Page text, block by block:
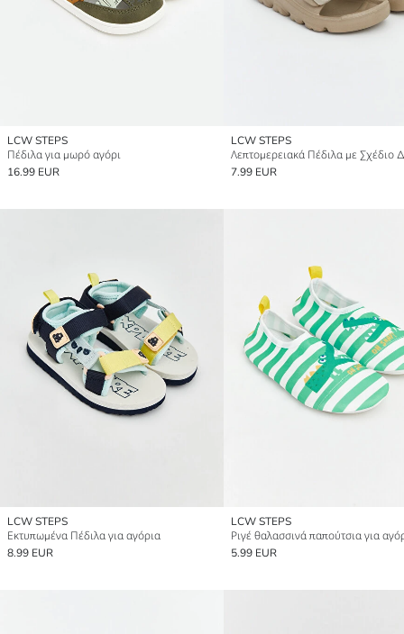
LCW STEPS
Πέδιλα για μωρό αγόρι
16.99 EUR
LCW STEPS
7.99 EUR
LCW STEPS
Εκτυπωμένα Πέδιλα για αγόρια
8.99 EUR
LCW STEPS
Ριγέ θαλασσινά παπούτσια για
5.99 EUR